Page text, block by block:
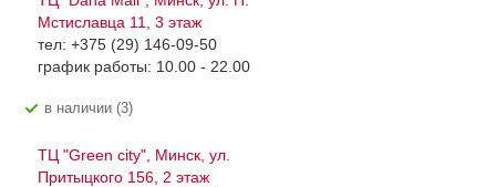
Мстиславца 11, 3 этаж
тел: +375 (29) 146-09-50
график работы: 10.00 - 22.00
В наличии (3)
ТЦ "Green city", Минск, ул.
Притыцкого 156, 2 этаж